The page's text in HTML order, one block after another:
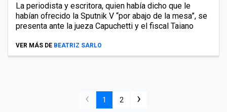
La periodista y escritora, quien había dicho que le
habían ofrecido la Sputnik V “por abajo de la mesa”, se
presenta ante la jueza Capuchetti y el fiscal Taiano
VER MÁS DE BEATRIZ SARLO
‹ 1 2 ›